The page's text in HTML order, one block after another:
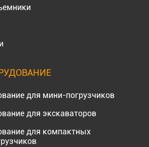
для мини-погрузчиков
для экскаваторов
для компактных